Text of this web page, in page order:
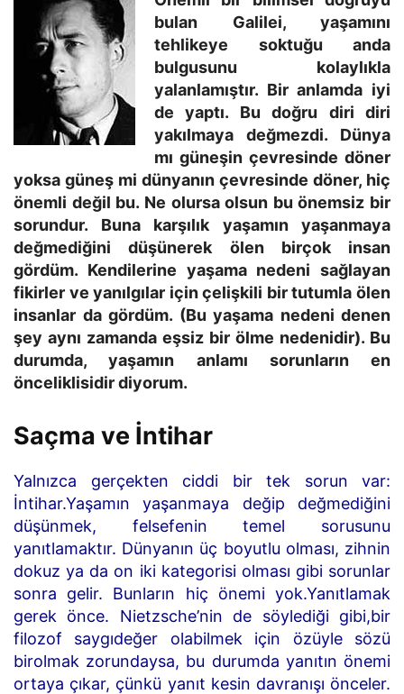
bulan Galilei, yaşamını
tehlikeye soktuğu anda
bulgusunu kolaylıkla
yalanlamıştır. Bir anlamda iyi
de yaptı. Bu doğru diri diri
yakılmaya değmezdi. Dünya
mı güneşin çevresinde döner
yoksa güneş mi dünyanın çevresinde döner, hiç
önemli değil bu. Ne olursa olsun bu önemsiz bir
sorundur. Buna karşılık yaşamın yaşanmaya
değmediğini düşünerek ölen birçok insan
gördüm. Kendilerine yaşama nedeni sağlayan
fikirler ve yanılgılar için çelişkili bir tutumla ölen
insanlar da gördüm. (Bu yaşama nedeni denen
şey aynı zamanda eşsiz bir ölme nedenidir). Bu
durumda, yaşamın anlamı sorunların en
önceliklisidir diyorum.
Saçma ve İntihar
Yalnızca gerçekten ciddi bir tek sorun var:
İntihar.Yaşamın yaşanmaya değip değmediğini
düşünmek, felsefenin temel sorusunu
yanıtlamaktır. Dünyanın üç boyutlu olması, zihnin
dokuz ya da on iki kategorisi olması gibi sorunlar
sonra gelir. Bunların hiç önemi yok.Yanıtlamak
gerek önce. Nietzsche’nin de söylediği gibi,bir
filozof saygıdeğer olabilmek için özüyle sözü
birolmak zorundaysa, bu durumda yanıtın önemi
ortaya çıkar, çünkü yanıt kesin davranışı önceler.